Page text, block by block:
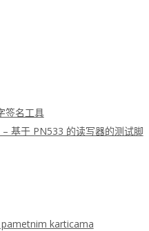
签名工具
基于 PN533 的读写器的测试脚
karticama